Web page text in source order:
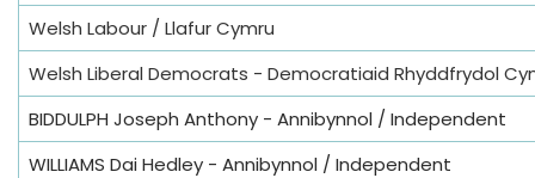
Welsh Labour / Llafur Cymru
Welsh Liberal Democrats - Democratiaid Rhyddfrydol
BIDDULPH Joseph Anthony - Annibynnol / Independent
WILLIAMS Dai Hedley - Annibynnol / Independent